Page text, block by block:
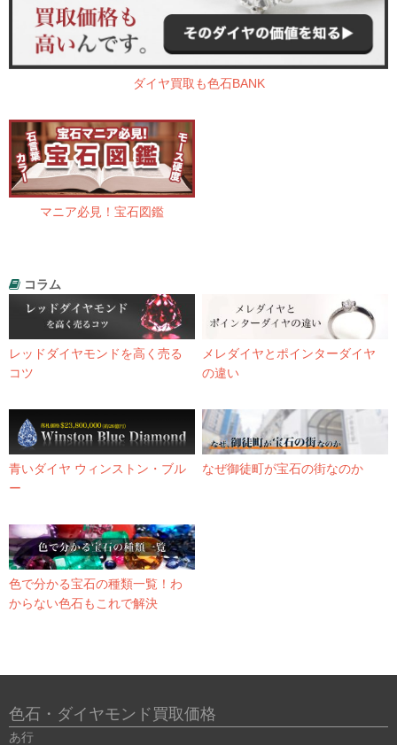
ダイヤ買取も色石BANK
マニア必見！宝石図鑑
コラム
レッドダイヤモンドを高く売る
コツ
メレダイヤとポインターダイヤ
の違い
青いダイヤ ウィンストン・ブル
ー
なぜ御徒町が宝石の街なのか
色で分かる宝石の種類一覧！わ
からない色石もこれで解決
色石・ダイヤモンド買取価格
あ行